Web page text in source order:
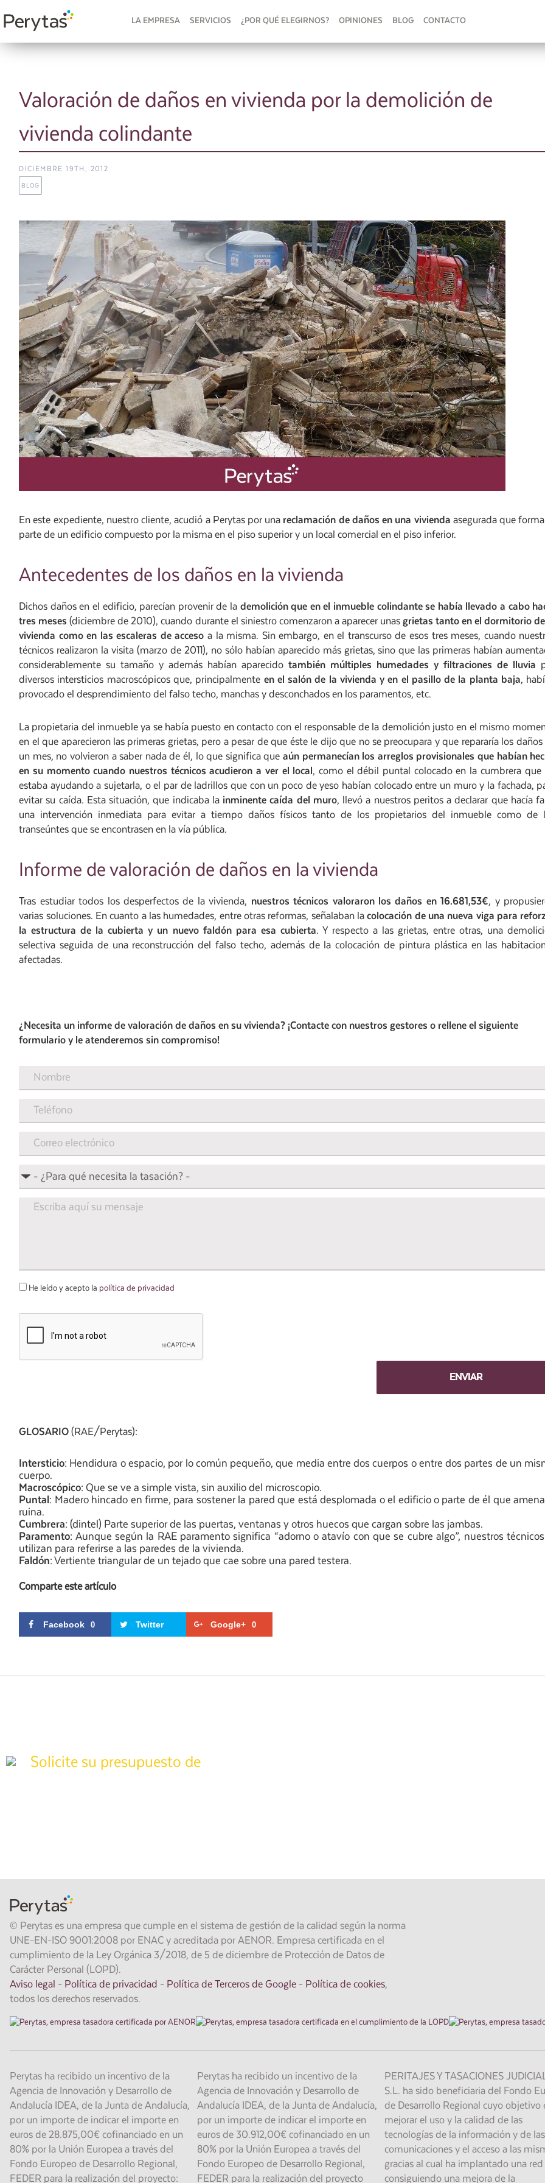
LA EMPRESA SERVICIOS ¿POR QUÉ ELEGIRNOS? OPINIONES BLOG CONTACTO
Valoración de daños en vivienda por la demolición de
vivienda colindante
DICIEMBRE 19TH, 2012
BLOG
En este expediente, nuestro cliente, acudió a Perytas por una reclamación de daños en una vivienda asegurada que
parte de un edificio compuesto por la misma en el piso superior y un local comercial en el piso inferior.
Antecedentes de los daños en la vivienda
Dichos daños en el edificio, parecían provenir de la demolición que en el inmueble colindante se había llevado a cabo
tres meses (diciembre de 2010), cuando durante el siniestro comenzaron a aparecer unasgrietas tanto en el dormitorio
vivienda como en las escaleras de acceso a la misma. Sin embargo, en el transcurso de esos tres meses, cuando
técnicos realizaron la visita (marzo de 2011), no sólo habían aparecido más grietas, sino que las primeras habían
considerablemente su tamaño y además habían aparecidotambién múltiples humedades y filtraciones de lluvia
diversos intersticios macroscópicos que, principalmente en el salón de la vivienda y en el pasillo de la planta baja,
provocado el desprendimiento del falso techo, manchas y desconchados en los paramentos, etc.
La propietaria del inmueble ya se había puesto en contacto con el responsable de la demolición justo en el mismo
en el que aparecieron las primeras grietas, pero a pesar de que éste le dijo que no se preocupara y que repararía los daños
un mes, no volvieron a saber nada de él, lo que significa queaún permanecían los arreglos provisionales que habían
en su momento cuando nuestros técnicos acudieron a ver el local, como el débil puntal colocado en la cumbrera que
estaba ayudando a sujetarla, o el par de ladrillos que con un poco de yeso habían colocado entre un muro y la fachada,
evitar su caída. Esta situación, que indicaba la inminente caída del muro, llevó a nuestros peritos a declarar que hacía
una intervención inmediata para evitar a tiempo daños físicos tanto de los propietarios del inmueble como de
transeúntes que se encontrasen en la vía pública.
Informe de valoración de daños en la vivienda
Tras estudiar todos los desperfectos de la vivienda, nuestros técnicos valoraron los daños en 16.681,53€, y
varias soluciones. En cuanto a las humedades, entre otras reformas, señalaban lacolocación de una nueva viga para
la estructura de la cubierta y un nuevo faldón para esa cubierta. Y respecto a las grietas, entre otras, una
selectiva seguida de una reconstrucción del falso techo, además de la colocación de pintura plástica en las
afectadas.
¿Necesita un informe de valoración de daños en su vivienda? ¡Contacte con nuestros gestores o rellene el siguiente
formulario y le atenderemos sin compromiso!
He leído y acepto la política de privacidad
GLOSARIO (RAE/Perytas):
Intersticio: Hendidura o espacio, por lo común pequeño, que media entre dos cuerpos o entre dos partes de un
cuerpo.
Macroscópico: Que se ve a simple vista, sin auxilio del microscopio.
Puntal: Madero hincado en firme, para sostener la pared que está desplomada o el edificio o parte de él que
ruina.
Cumbrera: (dintel) Parte superior de las puertas, ventanas y otros huecos que cargan sobre las jambas.
Paramento: Aunque según la RAE paramento significa “adorno o atavío con que se cubre algo”, nuestros
utilizan para referirse a las paredes de la vivienda.
Faldón: Vertiente triangular de un tejado que cae sobre una pared testera.
Comparte este artículo
Facebook 0 Twitter Google+ 0
Solicite su presupuesto de
© Perytas es una empresa que cumple en el sistema de gestión de la calidad según la norma
UNE-EN-ISO 9001:2008 por ENAC y acreditada por AENOR. Empresa certificada en el
cumplimiento de la Ley Orgánica 3/2018, de 5 de diciembre de Protección de Datos de
Carácter Personal (LOPD).
Aviso legal - Política de privacidad - Política de Terceros de Google - Política de cookies,
todos los derechos reservados.
Perytas ha recibido un incentivo de la
Agencia de Innovación y Desarrollo de
Andalucía IDEA, de la Junta de Andalucía,
por un importe de indicar el importe en
euros de 28.875,00€ cofinanciado en un
80% por la Unión Europea a través del
Fondo Europeo de Desarrollo Regional,
FEDER para la realización del proyecto:
Perytas ha recibido un incentivo de la
Agencia de Innovación y Desarrollo de
Andalucía IDEA, de la Junta de Andalucía,
por un importe de indicar el importe en
euros de 30.912,00€ cofinanciado en un
80% por la Unión Europea a través del
Fondo Europeo de Desarrollo Regional,
FEDER para la realización del proyecto
PERITAJES Y TASACIONES
S.L. ha sido beneficiaria del Fondo
de Desarrollo Regional cuyo objetivo
mejorar el uso y la calidad de las
tecnologías de la información y de las
comunicaciones y el acceso a las
gracias al cual ha implantado una
consiguiendo una mejora de la